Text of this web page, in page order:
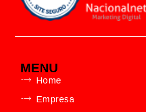
MENU
Home
Empresa